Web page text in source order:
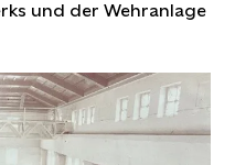
und der Wehranlage